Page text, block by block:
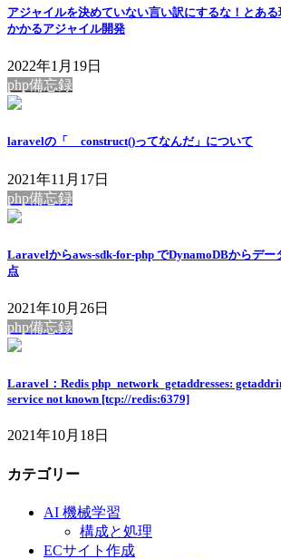
アジャイルを決めていない言い訳にするな！とあ
かかるアジャイル開発
2022年1月19日
php備忘録
laravelの「__construct()ってなんだ」について
2021年11月17日
php備忘録
Laravelからaws-sdk-for-php でDynamoDBからデー
点
2021年10月26日
php備忘録
Laravel：Redis php_network_getaddresses:
service not known [tcp://redis:6379]
2021年10月18日
カテゴリー
AI 機械学習
構成と処理
ECサイト作成